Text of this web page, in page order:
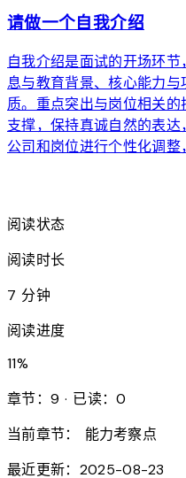
请做一个自我介绍
自我介绍是面试的开场环
息与教育背景、核心能力
质。重点突出与岗位相关
支撑，保持真诚自然的表
公司和岗位进行个性化调整
阅读状态
阅读时长
7 分钟
阅读进度
11%
章节：9 · 已读：0
当前章节：
能力考察点
最近更新：2025-08-23